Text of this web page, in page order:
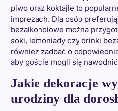
piwo oraz koktajle to
imprezach. Dla osób
bezalkoholowe można
soki, lemoniady czy drinki
również zadbać o
aby goście mogli się
Jakie dekoracje
urodziny dla